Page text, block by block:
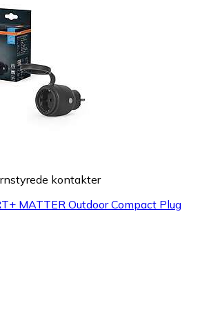
kontakter
MATTER Outdoor Compact Plug